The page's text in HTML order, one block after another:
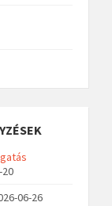
20
06-26